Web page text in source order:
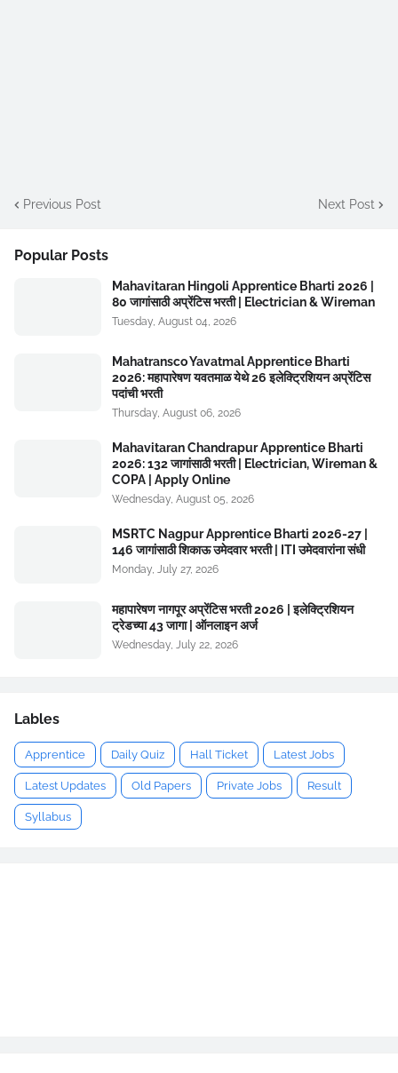
Previous Post Next Post
Popular Posts
Mahavitaran Hingoli Apprentice Bharti 2026 |
80 जागांसाठी अप्रेंटिस भरती | Electrician & Wireman
Tuesday, August 04, 2026
Mahatransco Yavatmal Apprentice Bharti
2026: महापारेषण यवतमाळ येथे 26 इलेक्ट्रिशियन अप्रेंटिस
पदांची भरती
Thursday, August 06, 2026
Mahavitaran Chandrapur Apprentice Bharti
2026: 132 जागांसाठी भरती | Electrician, Wireman &
COPA | Apply Online
Wednesday, August 05, 2026
MSRTC Nagpur Apprentice Bharti 2026-27 |
146 जागांसाठी शिकाऊ उमेदवार भरती | ITI उमेदवारांना संधी
Monday, July 27, 2026
महापारेषण नागपूर अप्रेंटिस भरती 2026 | इलेक्ट्रिशियन
ट्रेडच्या 43 जागा | ऑनलाइन अर्ज
Wednesday, July 22, 2026
Lables
Apprentice Daily Quiz Hall Ticket Latest Jobs
Latest Updates Old Papers Private Jobs Result
Syllabus